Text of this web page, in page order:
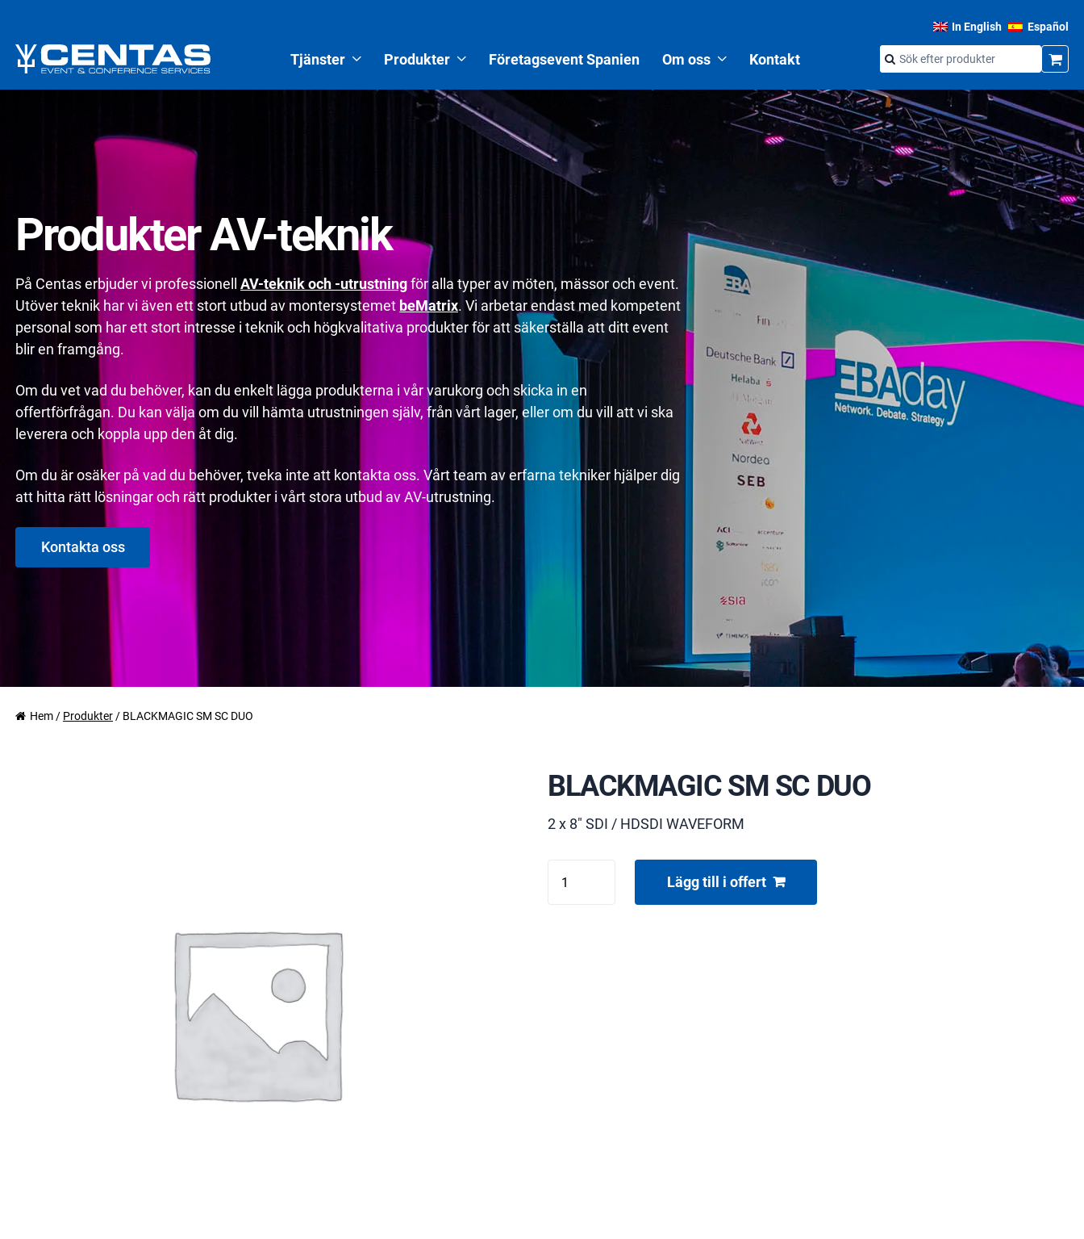
In English Español
Tjänster Produkter Företagsevent Spanien Om oss Kontakt
Produkter AV-teknik
På Centas erbjuder vi professionell AV-teknik och -utrustningför alla typer av möten, mässor och event.
Utöver teknik har vi även ett stort utbud av montersystemet beMatrix. Vi arbetar endast med kompetent
personal som har ett stort intresse i teknik och högkvalitativa produkter för att säkerställa att ditt event
blir en framgång.
Om du vet vad du behöver, kan du enkelt lägga produkterna i vår varukorg och skicka in en
offertförfrågan. Du kan välja om du vill hämta utrustningen själv, från vårt lager, eller om du vill att vi ska
leverera och koppla upp den åt dig.
Om du är osäker på vad du behöver, tveka inte att kontakta oss. Vårt team av erfarna tekniker hjälper dig
att hitta rätt lösningar och rätt produkter i vårt stora utbud av AV-utrustning.
Kontakta oss
Hem / Produkter / BLACKMAGIC SM SC DUO
BLACKMAGIC SM SC DUO
2 x 8" SDI / HDSDI WAVEFORM
SM
Lägg till i offert